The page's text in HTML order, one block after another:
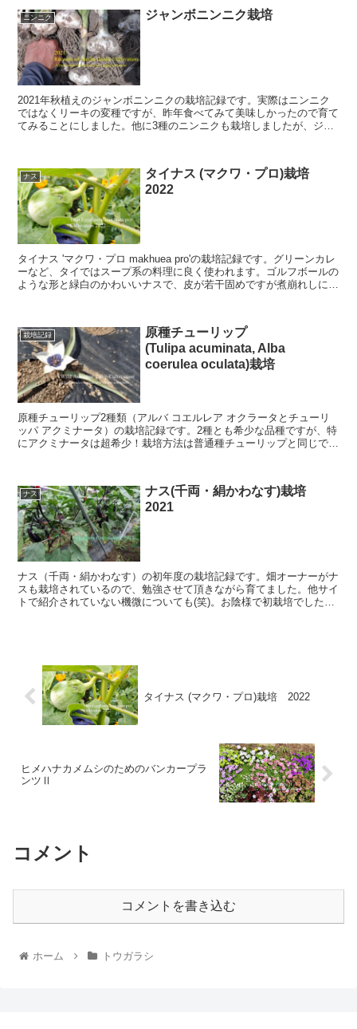
ニンニク ジャンボニンニク栽培
2021年秋植えのジャンボニンニクの栽培記録です。実際はニンニク
ではなくリーキの変種ですが、昨年食べてみて美味しかったので育て
てみることにしました。他に3種のニンニクも栽培しましたが、ジャ
ナス
タイナス (マクワ・プロ)栽培
2022
タイナス 'マクワ・プロ makhuea pro'の栽培記録です。グリーンカレ
ーなど、タイではスープ系の料理に良く使われます。ゴルフボールの
ような形と緑白のかわいいナスで、皮が若干固めですが煮崩れしにく
栽培記録
原種チューリップ
(Tulipa acuminata, Alba
coerulea oculata)栽培
原種チューリップ2種類（アルバ コエルレア オクラータとチューリ
ッパ アクミナータ）の栽培記録です。2種とも希少な品種ですが、特
にアクミナータは超希少！栽培方法は普通種チューリップと同じです
ナス
ナス(千両・絹かわなす)栽培
2021
ナス（千両・絹かわなす）の初年度の栽培記録です。畑オーナーがナ
スも栽培されているので、勉強させて頂きながら育てました。他サイ
トで紹介されていない機微についても(笑)。お陰様で初栽培でしたが
タイナス (マクワ・プロ)栽培 2022
ヒメハナカメムシのためのバンカープラ
ンツⅡ
コメント
コメントを書き込む
ホーム トウガラシ